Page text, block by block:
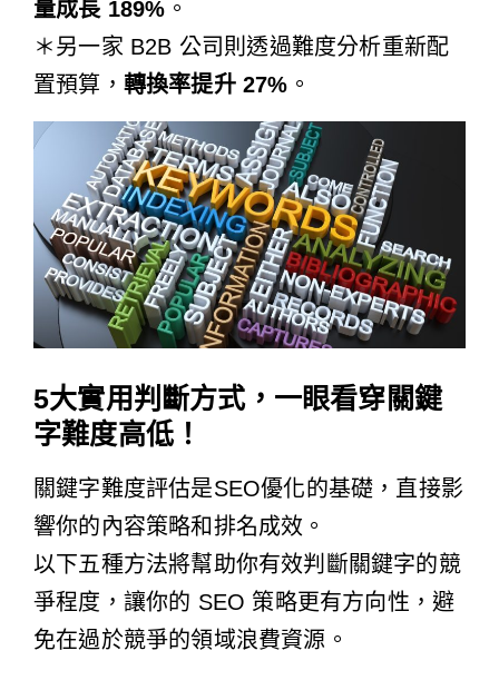
量成長 189% 。
＊另一家 B2B 公司則透過難度分析重新配
置預算， 轉換率提升 27% 。
5大實用判斷方式，一眼看穿關鍵
字難度高低！
關鍵字難度評估是SEO優化的基礎，直接影
響你的內容策略和排名成效。
以下五種方法將幫助你有效判斷關鍵字的競
爭程度，讓你的 SEO 策略更有方向性，避
免在過於競爭的領域浪費資源。